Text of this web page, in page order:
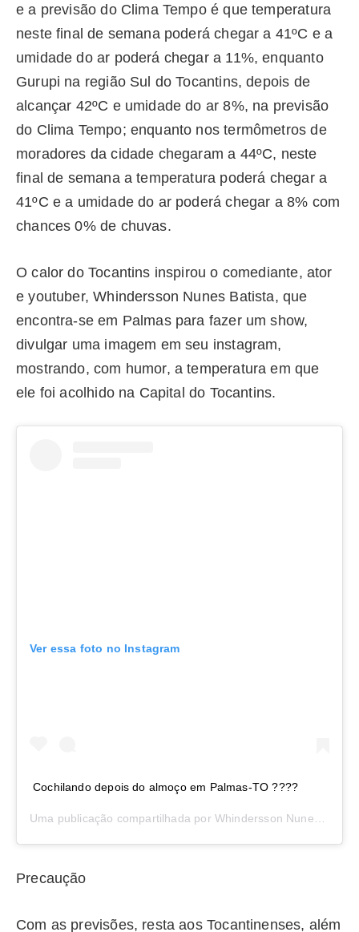
e a previsão do Clima Tempo é que temperatura
neste final de semana poderá chegar a 41ºC e a
umidade do ar poderá chegar a 11%, enquanto
Gurupi na região Sul do Tocantins, depois de
alcançar 42ºC e umidade do ar 8%, na previsão
do Clima Tempo; enquanto nos termômetros de
moradores da cidade chegaram a 44ºC, neste
final de semana a temperatura poderá chegar a
41ºC e a umidade do ar poderá chegar a 8% com
chances 0% de chuvas.
O calor do Tocantins inspirou o comediante, ator
e youtuber, Whindersson Nunes Batista, que
encontra-se em Palmas para fazer um show,
divulgar uma imagem em seu instagram,
mostrando, com humor, a temperatura em que
ele foi acolhido na Capital do Tocantins.
Ver essa foto no Instagram
Cochilando depois do almoço em Palmas-TO ????
Uma publicação compartilhada por Whindersson Nunes
Precaução
Com as previsões, resta aos Tocantinenses, além